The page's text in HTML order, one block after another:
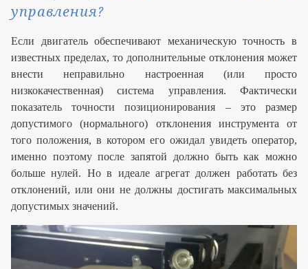
управления?
Если двигатель обеспечивают механическую точность в
известных пределах, то дополнительные отклонения может
внести неправильно настроенная (или просто
низкокачественная) система управления. Фактически
показатель точности позиционирования – это размер
допустимого (нормального) отклонения инструмента от
того положения, в котором его ожидал увидеть оператор,
именно поэтому после запятой должно быть как можно
больше нулей. Но в идеале агрегат должен работать без
отклонений, или они не должны достигать максимальных
допустимых значений.